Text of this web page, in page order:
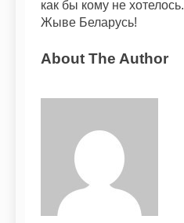
как бы кому не хотелось.
Жыве Беларусь!
About The Author